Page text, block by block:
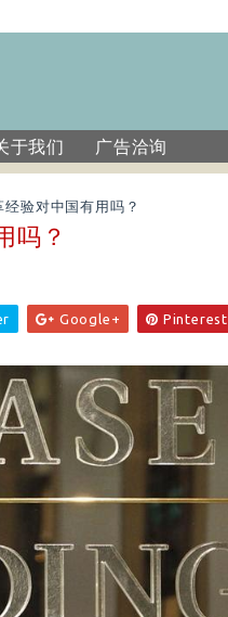
于我们 广告洽询
经验对中国有用吗？
吗？
Google+ Pinterest